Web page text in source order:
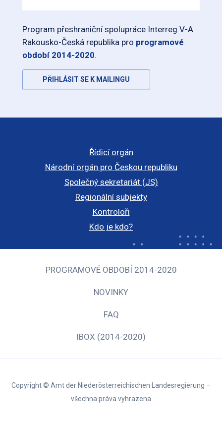
Program přeshraniční spolupráce Interreg V-A
Rakousko-Česká republika pro programové
období 2014-2020.
PŘIHLÁSIT SE K MAILINGU
Řídicí orgán
Národní orgán pro Českou republiku
Společný sekretariát (JS)
Regionální subjekty
Kontroloři
Kdo je kdo?
PROGRAMOVÉ OBDOBÍ 2014-2020
NOVINKY
FAQ
IBOX (2014-2020)
Copyright © Amt der Niederösterreichischen Landesregierung –
všechna práva vyhrazena